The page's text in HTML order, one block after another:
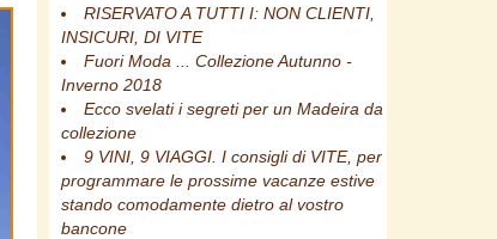
RISERVATO A TUTTI I: NON CLIENTI,
INSICURI, DI VITE
Fuori Moda ... Collezione Autunno -
Inverno 2018
Ecco svelati i segreti per un Madeira da
collezione
9 VINI, 9 VIAGGI. I consigli di VITE, per
programmare le prossime vacanze estive
stando comodamente dietro al vostro
bancone